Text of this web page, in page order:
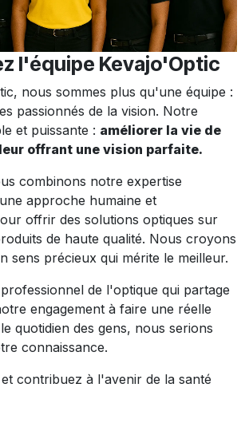
l'équipe Kevajo'Optic
nous sommes plus qu'une équipe :
passionnés de la vision. Notre
et puissante : améliorer la vie de
offrant une vision parfaite.
combinons notre expertise
approche humaine et
offrir des solutions optiques sur
de haute qualité. Nous croyons
sens précieux qui mérite le meilleur.
de l'optique qui partage
engagement à faire une réelle
quotidien des gens, nous serions
connaissance.
contribuez à l'avenir de la santé